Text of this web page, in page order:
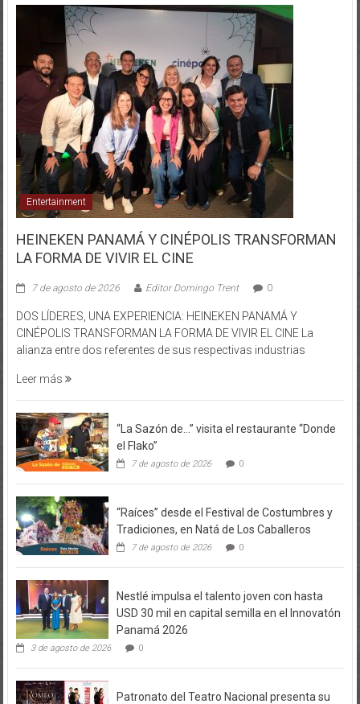
Entertainment
HEINEKEN PANAMÁ Y CINÉPOLIS TRANSFORMAN
LA FORMA DE VIVIR EL CINE
7 de agosto de 2026 Editor Domingo Trent 0
DOS LÍDERES, UNA EXPERIENCIA: HEINEKEN PANAMÁ Y
CINÉPOLIS TRANSFORMAN LA FORMA DE VIVIR EL CINE La
alianza entre dos referentes de sus respectivas industrias
Leer más
“La Sazón de…” visita el restaurante “Donde
el Flako”
7 de agosto de 2026 0
“Raíces” desde el Festival de Costumbres y
Tradiciones, en Natá de Los Caballeros
7 de agosto de 2026 0
Nestlé impulsa el talento joven con hasta
USD 30 mil en capital semilla en el Innovatón
Panamá 2026
3 de agosto de 2026 0
Patronato del Teatro Nacional presenta su